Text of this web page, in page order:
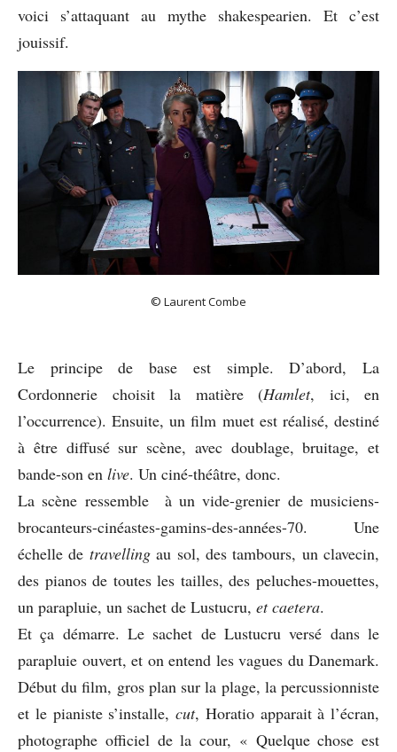
voici s’attaquant au mythe shakespearien. Et c’est
jouissif.
© Laurent Combe
Le principe de base est simple. D’abord, La
Cordonnerie choisit la matière (Hamlet, ici, en
l’occurrence). Ensuite, un film muet est réalisé, destiné
à être diffusé sur scène, avec doublage, bruitage, et
bande-son en live. Un ciné-théâtre, donc.
La scène ressemble à un vide-grenier de musiciens-
brocanteurs-cinéastes-gamins-des-années-70. Une
échelle de travellingau sol, des tambours, un clavecin,
des pianos de toutes les tailles, des peluches-mouettes,
un parapluie, un sachet de Lustucru, et caetera.
Et ça démarre. Le sachet de Lustucru versé dans le
parapluie ouvert, et on entend les vagues du Danemark.
Début du film, gros plan sur la plage, la percussionniste
et le pianiste s’installe, cut, Horatio apparait à l’écran,
photographe officiel de la cour, « Quelque chose est